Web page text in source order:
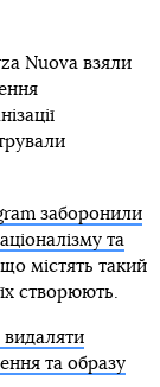
Nuova взяли
заборонили
та
містять такий
створюють.
та образу